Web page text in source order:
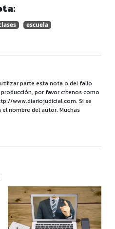
escuela
parte esta nota o del fallo
por favor cítenos como
www.diariojudicial.com. Si se
nombre del autor. Muchas